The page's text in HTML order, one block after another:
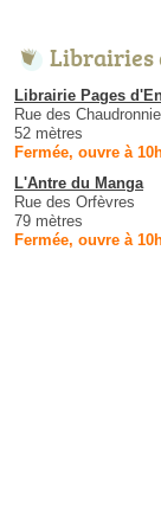
Librairies
Librairie Pages
Rue des
52 mètres
Fermée, ouvre à
L'Antre du Manga
Rue des Orfèvres
79 mètres
Fermée, ouvre à